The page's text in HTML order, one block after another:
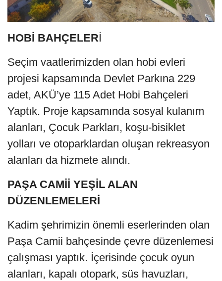
HOBİ BAHÇELERİ
Seçim vaatlerimizden olan hobi evleri
projesi kapsamında Devlet Parkına 229
adet, AKÜ’ye 115 Adet Hobi Bahçeleri
Yaptık. Proje kapsamında sosyal kulanım
alanları, Çocuk Parkları, koşu-bisiklet
yolları ve otoparklardan oluşan rekreasyon
alanları da hizmete alındı.
PAŞA CAMİİ YEŞİL ALAN
DÜZENLEMELERİ
Kadim şehrimizin önemli eserlerinden olan
Paşa Camii bahçesinde çevre düzenlemesi
çalışması yaptık. İçerisinde çocuk oyun
alanları, kapalı otopark, süs havuzları,